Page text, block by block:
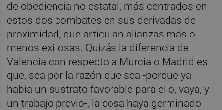
de obediencia no estatal, más centrados en
estos dos combates en sus derivadas de
proximidad, que articulan alianzas más o
menos exitosas. Quizás la diferencia de
Valencia con respecto a Murcia o Madrid es
que, sea por la razón que sea -porque ya
había un sustrato favorable para ello, vaya, y
un trabajo previo-, la cosa haya germinado